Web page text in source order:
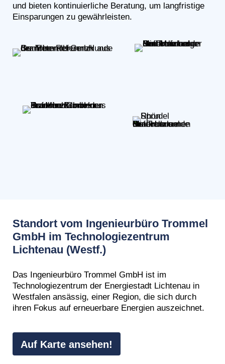
und bieten kontinuierliche Beratung, um langfristige
Einsparungen zu gewährleisten.
Standort vom Ingenieurbüro Trommel
GmbH im Technologiezentrum
Lichtenau (Westf.)
Das Ingenieurbüro Trommel GmbH ist im
Technologiezentrum der Energiestadt Lichtenau in
Westfalen ansässig, einer Region, die sich durch
ihren Fokus auf erneuerbare Energien auszeichnet.
Auf Karte ansehen!